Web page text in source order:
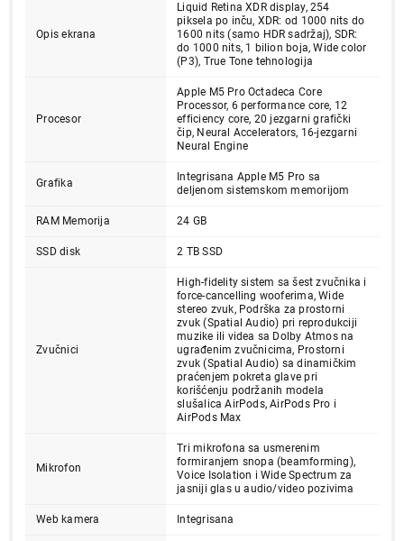
Opis ekrana
Liquid Retina XDR display, 254
piksela po inču, XDR: od 1000 nits do
1600 nits (samo HDR sadržaj), SDR:
do 1000 nits, 1 bilion boja, Wide color
(P3), True Tone tehnologija
Procesor
Apple M5 Pro Octadeca Core
Processor, 6 performance core, 12
efficiency core, 20 jezgarni grafički
čip, Neural Accelerators, 16-jezgarni
Neural Engine
Grafika
Integrisana Apple M5 Pro sa
deljenom sistemskom memorijom
RAM Memorija 24 GB
SSD disk 2 TB SSD
Zvučnici
High-fidelity sistem sa šest zvučnika i
force-cancelling wooferima, Wide
stereo zvuk, Podrška za prostorni
zvuk (Spatial Audio) pri reprodukciji
muzike ili videa sa Dolby Atmos na
ugrađenim zvučnicima, Prostorni
zvuk (Spatial Audio) sa dinamičkim
praćenjem pokreta glave pri
korišćenju podržanih modela
slušalica AirPods, AirPods Pro i
AirPods Max
Mikrofon
Tri mikrofona sa usmerenim
formiranjem snopa (beamforming),
Voice Isolation i Wide Spectrum za
jasniji glas u audio/video pozivima
Web kamera Integrisana
459.999,00
APPLE APPLE MacBook Pro 14", M5 PRO
18C CPU/18C/20C GPU, 24GB, 2T, CRO,
silver - mgdp4cr/a
Proizvod je dodat u korpu.
0,00